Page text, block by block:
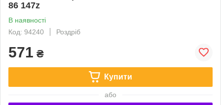
86 147z
В наявності
Код: 94240
Роздріб
571 ₴
Купити
або